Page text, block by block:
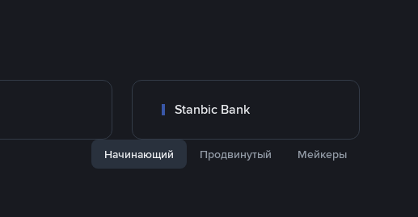
Stanbic Bank
Начинающий Продвинутый Мейкеры